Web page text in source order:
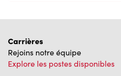
Carrières
Rejoins notre équipe
Explore les postes disponibles